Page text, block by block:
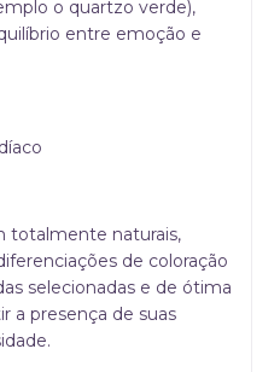
o quartzo verde),
entre emoção e
totalmente naturais,
de coloração
selecionadas e de ótima
a presença de suas